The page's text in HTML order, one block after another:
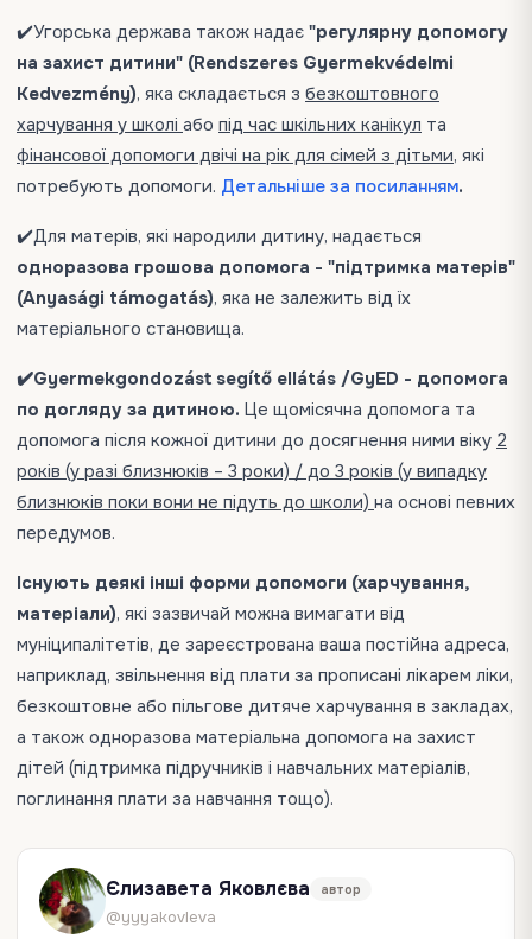
✔️Угорська держава також надає "регулярну допомогу
на захист дитини" (Rendszeres Gyermekvédelmi
Kedvezmény), яка складається з безкоштовного
харчування у школі або під час шкільних канікул та
фінансової допомоги двічі на рік для сімей з дітьми, які
потребують допомоги. Детальніше за посиланням.
✔️Для матерів, які народили дитину, надається
одноразова грошова допомога - "підтримка матерів"
(Anyasági támogatás), яка не залежить від їх
матеріального становища.
✔️Gyermekgondozást segítő ellátás /GyED - допомога
по догляду за дитиною. Це щомісячна допомога та
допомога після кожної дитини до досягнення ними віку 2
років (у разі близнюків – 3 роки) / до 3 років (у випадку
близнюків поки вони не підуть до школи) на основі певних
передумов.
Існують деякі інші форми допомоги (харчування,
матеріали), які зазвичай можна вимагати від
муніципалітетів, де зареєстрована ваша постійна адреса,
наприклад, звільнення від плати за прописані лікарем ліки,
безкоштовне або пільгове дитяче харчування в закладах,
а також одноразова матеріальна допомога на захист
дітей (підтримка підручників і навчальних матеріалів,
поглинання плати за навчання тощо).
Єлизавета Яковлєва автор
@yyyakovleva